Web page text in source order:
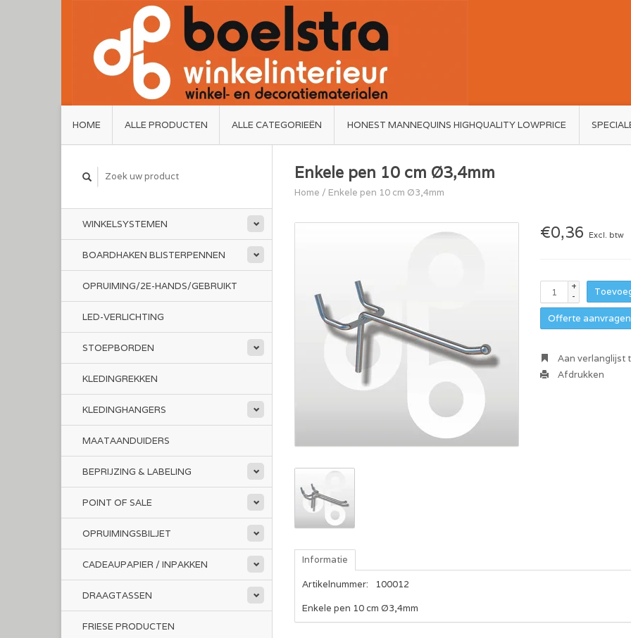
HOME ALLE PRODUCTEN ALLE CATEGORIEËN HONEST MANNEQUINS HIGHQUALITY LOWPRICE
WINKELSYSTEMEN
BOARDHAKEN BLISTERPENNEN
OPRUIMING/2E-HANDS/GEBRUIKT
LED-VERLICHTING
STOEPBORDEN
KLEDINGREKKEN
KLEDINGHANGERS
MAATAANDUIDERS
BEPRIJZING & LABELING
POINT OF SALE
OPRUIMINGSBILJET
CADEAUPAPIER / INPAKKEN
DRAAGTASSEN
FRIESE PRODUCTEN
Enkele pen 10 cm Ø3,4mm
Home / Enkele pen 10 cm Ø3,4mm
€0,36 Excl. btw
+
-
Offerte
Aan verlanglijst
Afdrukken
Informatie
Artikelnummer:
100012
Enkele pen 10 cm Ø3,4mm